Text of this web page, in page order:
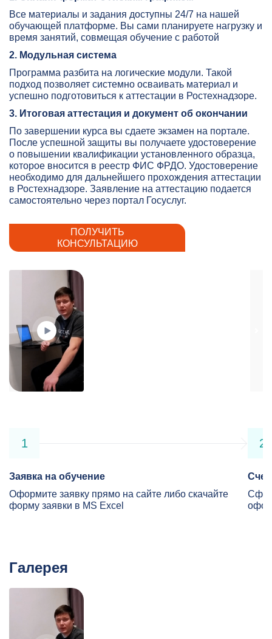
Все материалы и задания доступны 24/7 на нашей
обучающей платформе. Вы сами планируете нагрузку и
время занятий, совмещая обучение с работой
2. Модульная система
Программа разбита на логические модули. Такой
подход позволяет системно осваивать материал и
успешно подготовиться к аттестации в Ростехнадзоре.
3. Итоговая аттестация и документ об окончании
По завершении курса вы сдаете экзамен на портале.
После успешной защиты вы получаете удостоверение
о повышении квалификации установленного образца,
которое вносится в реестр ФИС ФРДО. Удостоверение
необходимо для дальнейшего прохождения аттестации
в Ростехнадзоре. Заявление на аттестацию подается
самостоятельно через портал Госуслуг.
ПОЛУЧИТЬ
КОНСУЛЬТАЦИЮ
1
Заявка на обучение
Оформите заявку прямо на сайте либо скачайте
форму заявки в MS Excel
2
Галерея